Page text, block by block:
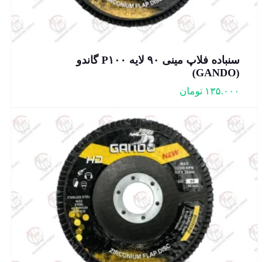
سنباده فلاپ مینی ۹۰ لایه P۱۰۰ گاندو
(GANDO)
۱۳۵.۰۰۰ تومان